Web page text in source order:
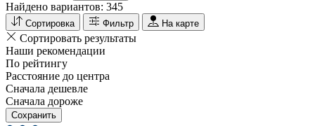
Найдено вариантов: 345
Сортировка Фильтр На карте
Сортировать результаты
Наши рекомендации
По рейтингу
Расстояние до центра
Сначала дешевле
Сначала дороже
Сохранить